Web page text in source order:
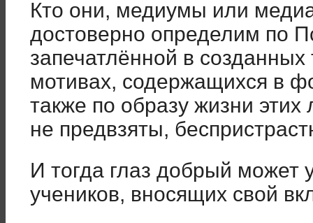
Кто они, медиумы или
достоверно определим по
запечатлённой в
мотивах, содержащихся в
также по образу жизни
не предвзяты,
И тогда глаз добрый может
учеников, вносящих свой